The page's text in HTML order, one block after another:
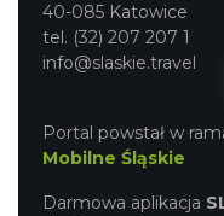
40-085 Katowice
tel. (32) 207 207 1
info@slaskie.travel
Portal powstał w
Mobilne Śląskie
Darmowa aplikacja